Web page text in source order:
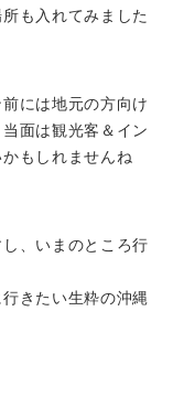
も入れてみました
には地元の方向け
面は観光客＆イン
もしれませんね
、いまのところ行
きたい生粋の沖縄